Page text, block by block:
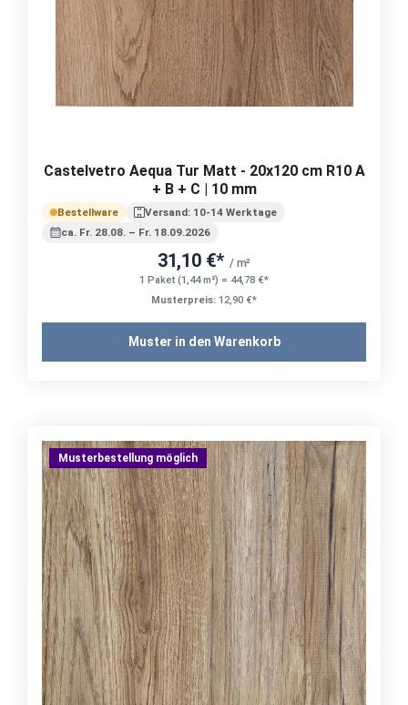
Castelvetro Aequa Tur Matt - 20x120 cm R10 A
+ B + C | 10 mm
Bestellware
Versand: 10-14 Werktage
ca. Fr. 28.08. – Fr. 18.09.2026
31,10 €* / m²
1 Paket (1,44 m²) = 44,78 €*
Musterpreis: 12,90 €*
Muster in den Warenkorb
Musterbestellung möglich